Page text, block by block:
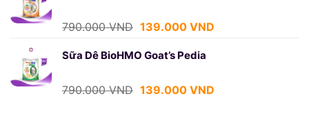
790.000VND Giá
là:
139.000 VNDGiá
Sữa Dê BioHMO Goat’s Pedia
790.000VND Giá
139.000 VNDGiá